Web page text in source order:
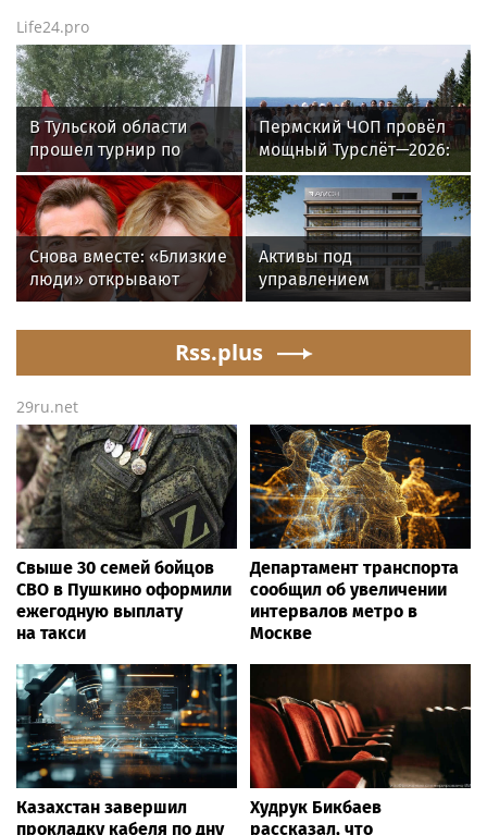
Life24.pro
В Тульской области
прошел турнир по
рыбной ловле среди
команд
железнодорожников
Пермский ЧОП провёл
мощный Турслёт—2026:
фото, результаты и
впечатления от
мероприятия
Снова вместе: «Близкие
люди» открывают
новый театральный
Активы под
управлением
инвесткомпании AMCH
Rss.plus
29ru.net
Свыше 30 семей бойцов
СВО в Пушкино оформили
ежегодную выплату
на такси
Департамент транспорта
сообщил об увеличении
интервалов метро в
Москве
Казахстан завершил
прокладку кабеля по дну
Худрук Бикбаев
рассказал, что